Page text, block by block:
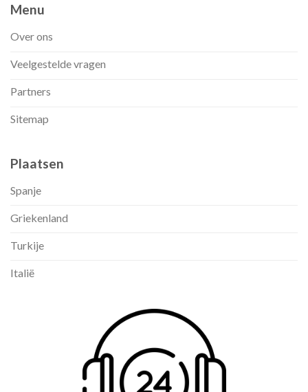
Menu
Over ons
Veelgestelde vragen
Partners
Sitemap
Plaatsen
Spanje
Griekenland
Turkije
Italië